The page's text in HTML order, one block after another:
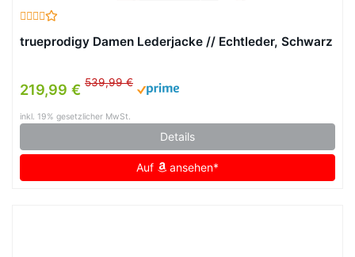
trueprodigy Damen Lederjacke // Echtleder, Schwarz
219,99 € 539,99 €
inkl. 19% gesetzlicher MwSt.
Details
Auf ansehen*